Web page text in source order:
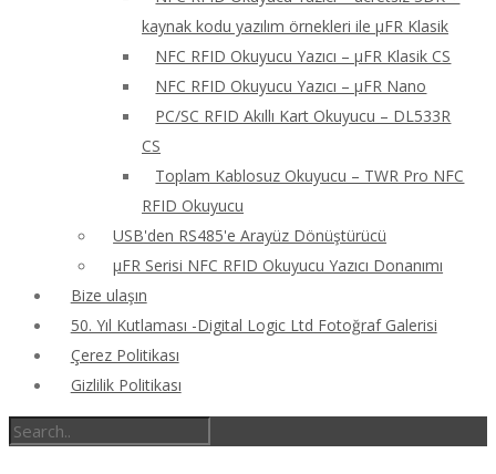
kaynak kodu yazılım örnekleri ile μFR Klasik
NFC RFID Okuyucu Yazıcı – μFR Klasik CS
NFC RFID Okuyucu Yazıcı – μFR Nano
PC/SC RFID Akıllı Kart Okuyucu – DL533R
CS
Toplam Kablosuz Okuyucu – TWR Pro NFC
RFID Okuyucu
USB'den RS485'e Arayüz Dönüştürücü
μFR Serisi NFC RFID Okuyucu Yazıcı Donanımı
Bize ulaşın
50. Yıl Kutlaması -Digital Logic Ltd Fotoğraf Galerisi
Çerez Politikası
Gizlilik Politikası